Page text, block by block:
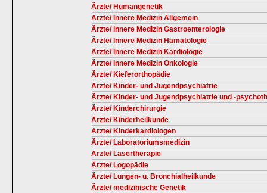
Ärzte/ Humangenetik
Ärzte/ Innere Medizin Allgemein
Ärzte/ Innere Medizin Gastroenterologie
Ärzte/ Innere Medizin Hämatologie
Ärzte/ Innere Medizin Kardiologie
Ärzte/ Innere Medizin Onkologie
Ärzte/ Kieferorthopädie
Ärzte/ Kinder- und Jugendpsychiatrie
Ärzte/ Kinder- und Jugendpsychiatrie und -
Ärzte/ Kinderchirurgie
Ärzte/ Kinderheilkunde
Ärzte/ Kinderkardiologen
Ärzte/ Laboratoriumsmedizin
Ärzte/ Lasertherapie
Ärzte/ Logopädie
Ärzte/ Lungen- u. Bronchialheilkunde
Ärzte/ medizinische Genetik